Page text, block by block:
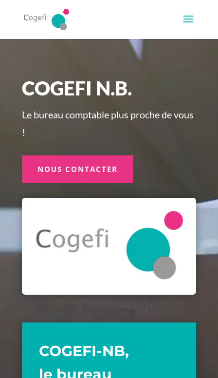
COGEFI N.B.
Le bureau comptable plus proche de vous
!
NOUS CONTACTER
COGEFI-NB,